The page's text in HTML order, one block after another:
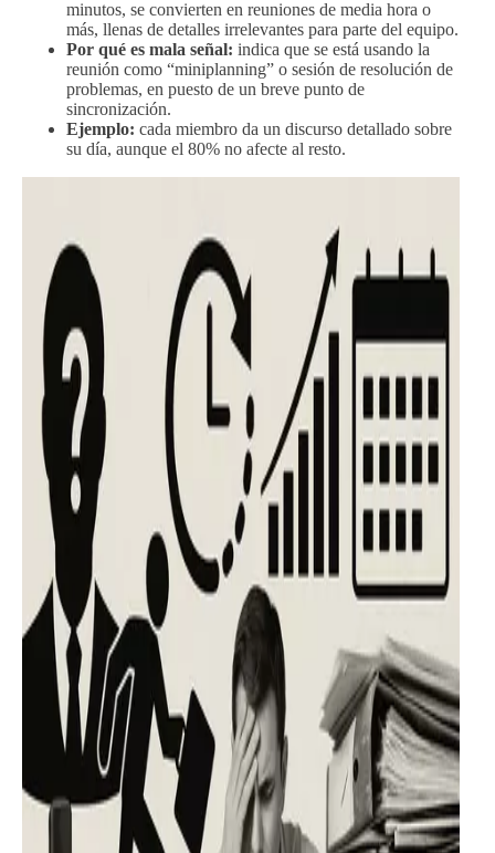
minutos, se convierten en reuniones de media hora o
más, llenas de detalles irrelevantes para parte del equipo.
Por qué es mala señal: indica que se está usando la
reunión como “miniplanning” o sesión de resolución de
problemas, en puesto de un breve punto de
sincronización.
Ejemplo: cada miembro da un discurso detallado sobre
su día, aunque el 80% no afecte al resto.